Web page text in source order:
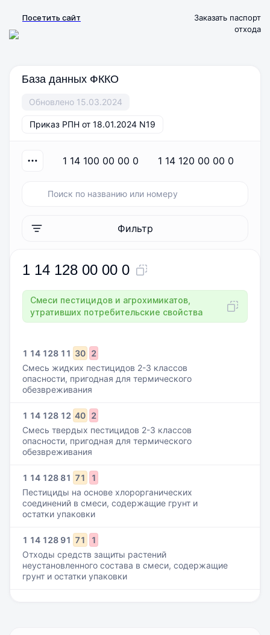
Посетить сайт
Заказать паспорт
отхода
База данных ФККО
Обновлено 15.03.2024
Приказ РПН от 18.01.2024 N19
1 14 100 00 00 0 1 14 120 00 00 0
Фильтр
1 14 128 00 00 0
Смеси пестицидов и агрохимикатов,
утративших потребительские свойства
1 14 128 11 30 2
Смесь жидких пестицидов 2-3 классов
опасности, пригодная для термического
обезвреживания
1 14 128 12 40 2
Смесь твердых пестицидов 2-3 классов
опасности, пригодная для термического
обезвреживания
1 14 128 81 71
1
Пестициды на основе хлорорганических
соединений в смеси, содержащие грунт и
остатки упаковки
1 14 128 91 71
1
Отходы средств защиты растений
неустановленного состава в смеси, содержащие
грунт и остатки упаковки